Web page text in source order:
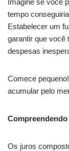
tempo
Estabelecer um
garantir que você
despesas
Comece
acumular pelo
Os juros